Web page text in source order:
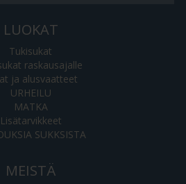
LUOKAT
Tukisukat
raskausajalle
ja alusvaatteet
URHEILU
MATKA
Lisätarvikkeet
SUKKSISTA
MEISTÄ